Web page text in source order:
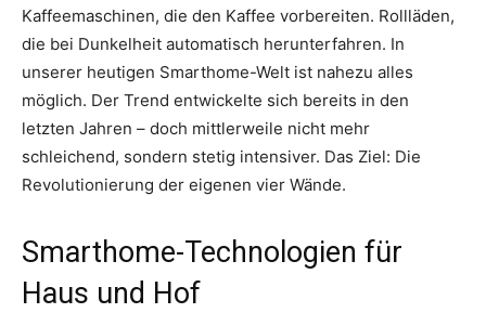
Kaffeemaschinen, die den Kaffee vorbereiten. Rollläden,
die bei Dunkelheit automatisch herunterfahren. In
unserer heutigen Smarthome-Welt ist nahezu alles
möglich. Der Trend entwickelte sich bereits in den
letzten Jahren – doch mittlerweile nicht mehr
schleichend, sondern stetig intensiver. Das Ziel: Die
Revolutionierung der eigenen vier Wände.
Smarthome-Technologien für
Haus und Hof